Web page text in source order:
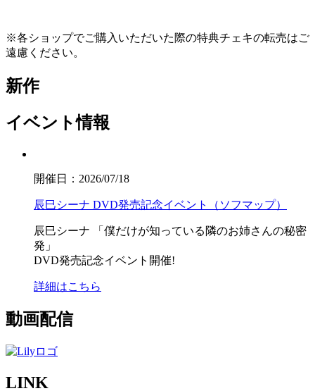
※各ショップでご購入いただいた際の特典チェキの転売はご
遠慮ください。
新作
イベント情報
開催日：2026/07/18
辰巳シーナ DVD発売記念イベント（ソフマップ）
辰巳シーナ
「僕だけが知っている隣のお姉さんの秘密
発」
DVD発売記念イベント開催!
詳細はこちら
動画配信
LINK